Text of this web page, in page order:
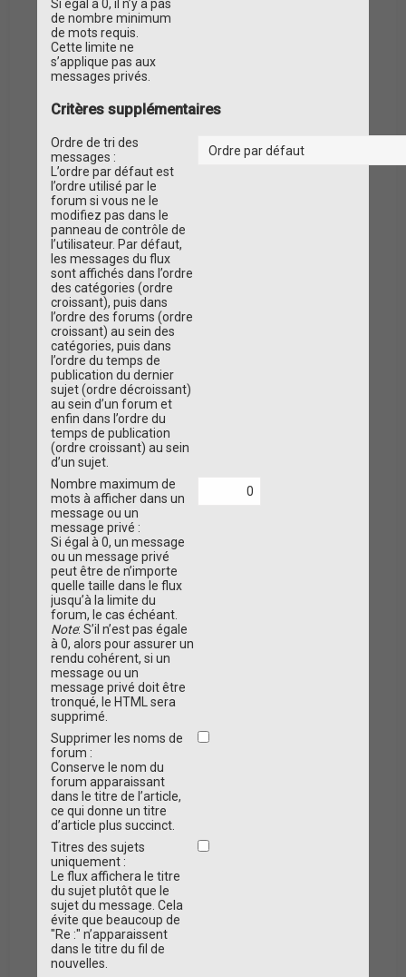
Si égal à 0, il n’y a pas
de nombre minimum
de mots requis.
Cette limite ne
s’applique pas aux
messages privés.
Critères supplémentaires
Ordre de tri des
messages :
L’ordre par défaut est
l’ordre utilisé par le
forum si vous ne le
modifiez pas dans le
panneau de contrôle de
l’utilisateur. Par défaut,
les messages du flux
sont affichés dans l’ordre
des catégories (ordre
croissant), puis dans
l’ordre des forums (ordre
croissant) au sein des
catégories, puis dans
l’ordre du temps de
publication du dernier
sujet (ordre décroissant)
au sein d’un forum et
enfin dans l’ordre du
temps de publication
(ordre croissant) au sein
d’un sujet.
Nombre maximum de
mots à afficher dans un
message ou un
message privé :
Si égal à 0, un message
ou un message privé
peut être de n’importe
quelle taille dans le flux
jusqu’à la limite du
forum, le cas échéant.
Note: S’il n’est pas égale
à 0, alors pour assurer un
rendu cohérent, si un
message ou un
message privé doit être
tronqué, le HTML sera
supprimé.
Supprimer les noms de
forum :
Conserve le nom du
forum apparaissant
dans le titre de l’article,
ce qui donne un titre
d’article plus succinct.
Titres des sujets
uniquement :
Le flux affichera le titre
du sujet plutôt que le
sujet du message. Cela
évite que beaucoup de
"Re :" n’apparaissent
dans le titre du fil de
nouvelles.